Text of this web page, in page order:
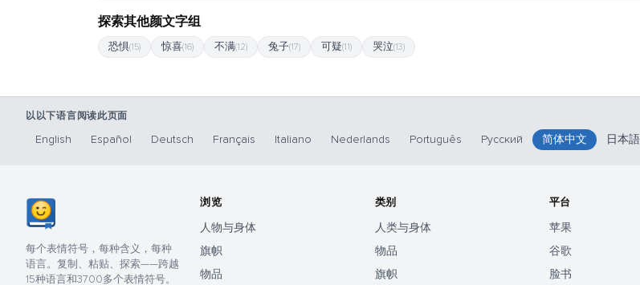
探索其他颜文字组
恐惧(15) 惊喜(16) 不满(12) 兔子(17) 可疑(11) 哭泣(13)
以以下语言阅读此页面
English Español Deutsch Français Italiano Nederlands Português Русский 简体中文 日本語
每个表情符号，每种含义，每种
语言。复制、粘贴、探索——跨越
15种语言和3700多个表情符号。
浏览
人物与身体
旗帜
物品
类别
人类与身体
物品
旗帜
平台
苹果
谷歌
脸书